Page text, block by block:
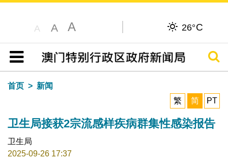
A A A 26°C
目录
搜寻
首页
新闻
繁
简 PT
卫生局接获2宗流感样疾病群集性感染报告
卫生局
2025-09-26 17:37